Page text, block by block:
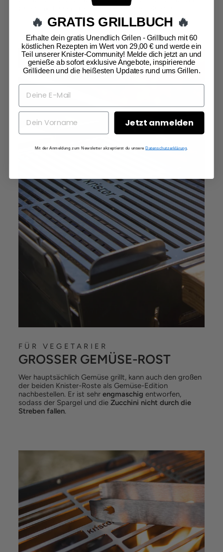
Grillsteak. Einmalig, sowas gibts nur bei Knister.
FÜR VEGETARIER
GROSSER GEMÜSE-ROST
Wer hauptsächlich Gemüse grillt, kann auch den großen
der beiden Knister-Roste als Gemüse-Edition
nachbestellen. Er ist sehr engmaschig entworfen,
sodass der Spargel und die Zucchini nicht durch die
Streben fallen.
🔥 GRATIS GRILLBUCH 🔥
Erhalte dein gratis Unendlich Grilen - Grillbuch mit 60
köstlichen Rezepten im Wert von 29,00 € und werde ein
Teil unserer Knister-Community! Melde dich jetzt an und
genieße ab sofort exklusive Angebote, inspirierende
Grillideen und die heißesten Updates rund ums Grillen.
Jetzt anmelden
Mit der Anmeldung zum Newsletter akzeptierst du unsereDatenschutzerklärung